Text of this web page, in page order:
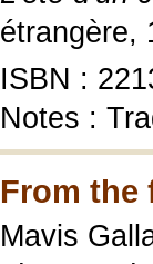
étrangère,
ISBN :
Notes :
From the
Mavis